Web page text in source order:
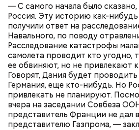
— С самого начала было сказано,
Россия. Эту историю как-
получили ответ на
Навального, по поводу
Расследование катастрофы
самолета проводит кто угодно,
ее обвиняют, но не привлекают
Говорят, Дания будет
Германия, еще кто-нибудь. Но
привлекать не планируют.
вчера на заседании Совбеза
представитель Франции не дал
представителю Газпрома, —
— Для группы из пяти человек
обойдется в пределах 340
(около 10311 рублей по ЦБ РФ — п
уточнил он.